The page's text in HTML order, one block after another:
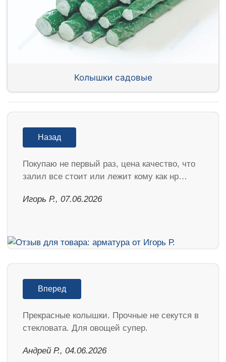
Колышки садовые
Назад
Покупаю не первый раз, цена качество, что
залил все стоит или лежит кому как нр…
Игорь Р., 07.06.2026
Вперед
Прекрасные колышки. Прочные не секутся в
стекловата. Для овощей супер.
Андрей Р., 04.06.2026